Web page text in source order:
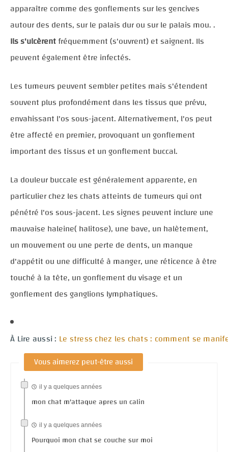
apparaître comme des gonflements sur les gencives
autour des dents, sur le palais dur ou sur le palais mou. .
Ils s'ulcèrentfréquemment (s'ouvrent) et saignent. Ils
peuvent également être infectés.
Les tumeurs peuvent sembler petites mais s'étendent
souvent plus profondément dans les tissus que prévu,
envahissant l'os sous-jacent. Alternativement, l'os peut
être affecté en premier, provoquant un gonflement
important des tissus et un gonflement buccal.
La douleur buccale est généralement apparente, en
particulier chez les chats atteints de tumeurs qui ont
pénétré l'os sous-jacent. Les signes peuvent inclure une
mauvaise haleine( halitose), une bave, un halètement,
un mouvement ou une perte de dents, un manque
d'appétit ou une difficulté à manger, une réticence à être
touché à la tête, un gonflement du visage et un
gonflement des ganglions lymphatiques.
À Lire aussi : Le stress chez les chats : comment se
Vous aimerez peut-être aussi
il y a quelques années
mon chat m'attaque apres un calin
il y a quelques années
Pourquoi mon chat se couche sur moi